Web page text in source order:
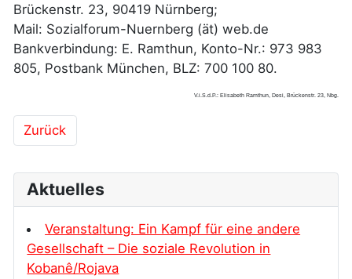
Brückenstr. 23, 90419 Nürnberg;
Mail: Sozialforum-Nuernberg (ät) web.de
Bankverbindung: E. Ramthun, Konto-Nr.: 973 983
805, Postbank München, BLZ: 700 100 80.
V.i.S.d.P.: Elisabeth Ramthun, Desi, Brückenstr. 23, Nbg.
Vorheriger Beitrag: Krise, Schulden, Widerstand –
Zurück
Aktuelles
Veranstaltung: Ein Kampf für eine andere
Gesellschaft – Die soziale Revolution in
Kobanê/Rojava